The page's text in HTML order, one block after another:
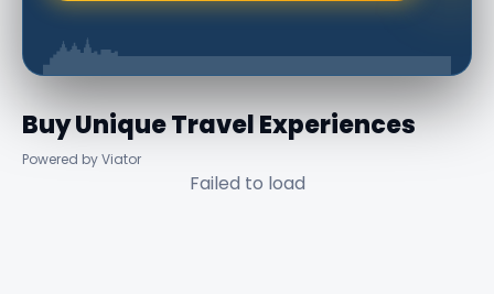
Buy Unique Travel Experiences
Powered by Viator
Failed to load